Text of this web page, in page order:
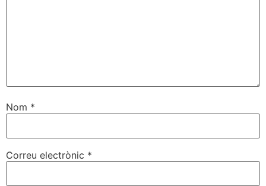
Nom *
Correu electrònic *